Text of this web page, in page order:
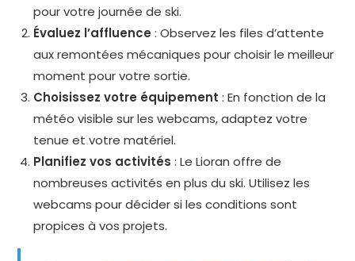
pour votre journée de ski.
Évaluez l’affluence : Observez les files d’attente
aux remontées mécaniques pour choisir le meilleur
moment pour votre sortie.
Choisissez votre équipement : En fonction de la
météo visible sur les webcams, adaptez votre
tenue et votre matériel.
Planifiez vos activités : Le Lioran offre de
nombreuses activités en plus du ski. Utilisez les
webcams pour décider si les conditions sont
propices à vos projets.